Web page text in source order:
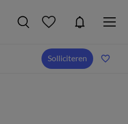
Solliciteren